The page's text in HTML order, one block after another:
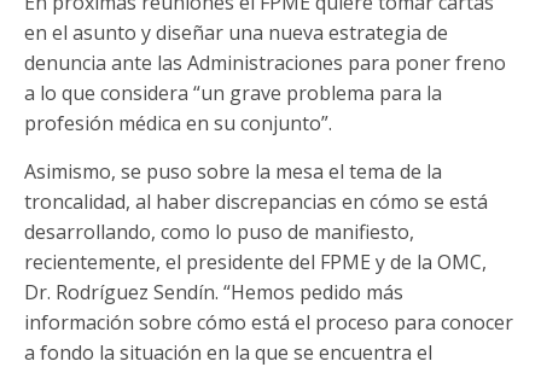
en el asunto y diseñar una nueva estrategia de
denuncia ante las Administraciones para poner freno
a lo que considera “un grave problema para la
profesión médica en su conjunto”.
Asimismo, se puso sobre la mesa el tema de la
troncalidad, al haber discrepancias en cómo se está
desarrollando, como lo puso de manifiesto,
recientemente, el presidente del FPME y de la OMC,
Dr. Rodríguez Sendín. “Hemos pedido más
información sobre cómo está el proceso para conocer
a fondo la situación en la que se encuentra el